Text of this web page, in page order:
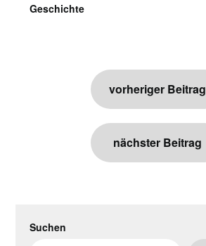
Geschichte
Beitragsnavigation
vorheriger Beitrag
nächster Beitrag
Suchen